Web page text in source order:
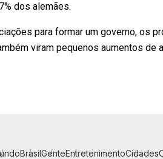
dos alemães.
para formar um governo, os
viram pequenos aumentos de
BrasilGenteEntretenimentoCidades